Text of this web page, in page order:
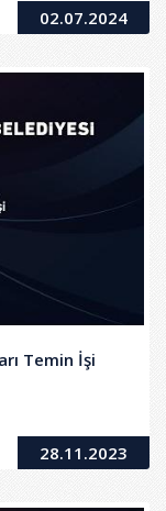
02.07.2024
Temin İşi
28.11.2023